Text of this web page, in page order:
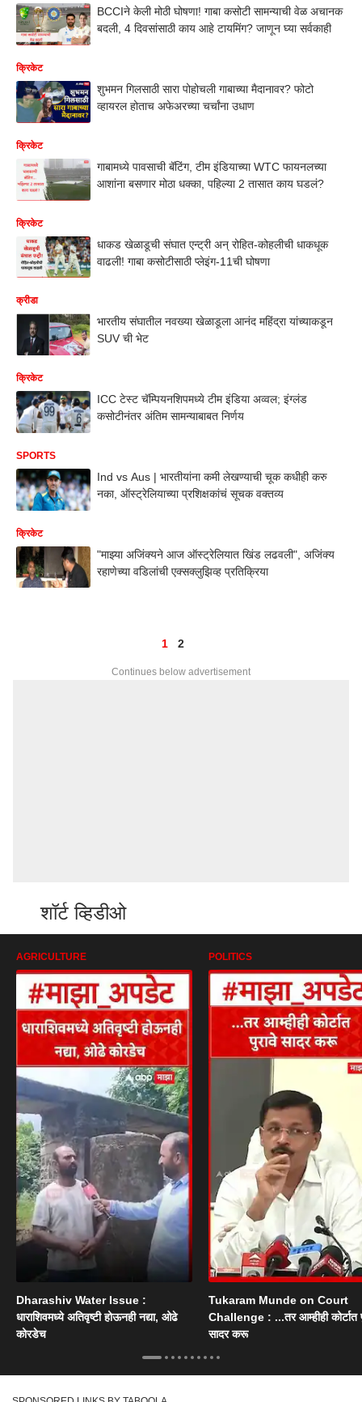
BCCIने केली मोठी घोषणा! गाबा कसोटी सामन्याची वेळ अचानक
बदली, 4 दिवसांसाठी काय आहे टायमिंग? जाणून घ्या सर्वकाही
क्रिकेट
शुभमन गिलसाठी सारा पोहोचली गाबाच्या मैदानावर? फोटो
व्हायरल होताच अफेअरच्या चर्चांना उधाण
क्रिकेट
गाबामध्ये पावसाची बॅटिंग, टीम इंडियाच्या WTC फायनलच्या
आशांना बसणार मोठा धक्का, पहिल्या 2 तासात काय घडलं?
क्रिकेट
धाकड खेळाडूची संघात एन्ट्री अन् रोहित-कोहलीची धाकधूक
वाढली! गाबा कसोटीसाठी प्लेइंग-11ची घोषणा
क्रीडा
भारतीय संघातील नवख्या खेळाडूला आनंद महिंद्रा यांच्याकडून
SUV ची भेट
क्रिकेट
ICC टेस्ट चॅम्पियनशिपमध्ये टीम इंडिया अव्वल; इंग्लंड
कसोटीनंतर अंतिम सामन्याबाबत निर्णय
SPORTS
Ind vs Aus | भारतीयांना कमी लेखण्याची चूक कधीही करु
नका, ऑस्ट्रेलियाच्या प्रशिक्षकांचं सूचक वक्तव्य
क्रिकेट
"माझ्या अजिंक्यने आज ऑस्ट्रेलियात खिंड लढवली", अजिंक्य
रहाणेच्या वडिलांची एक्सक्लुझिव्ह प्रतिक्रिया
1 2
Continues below advertisement
शॉर्ट व्हिडीओ
AGRICULTURE
Dharashiv Water Issue :
धाराशिवमध्ये अतिवृष्टी होऊनही नद्या, ओढे
कोरडेच
POLITICS
Tukaram Munde on Court
Challenge : ...तर आम्हीही कोर्टात
सादर करू